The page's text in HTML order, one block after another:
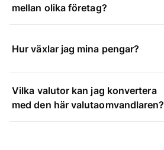
mellan olika företag?
Hur växlar jag mina pengar?
Vilka valutor kan jag konvertera
med den här valutaomvandlaren?